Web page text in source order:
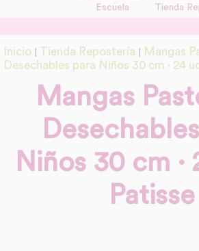
Escuela Tienda
Inicio Tienda Repostería
Mangas
Desechables para Niños 30 cm · 24
Mangas
Niños 30 cm ·
Patisse
link